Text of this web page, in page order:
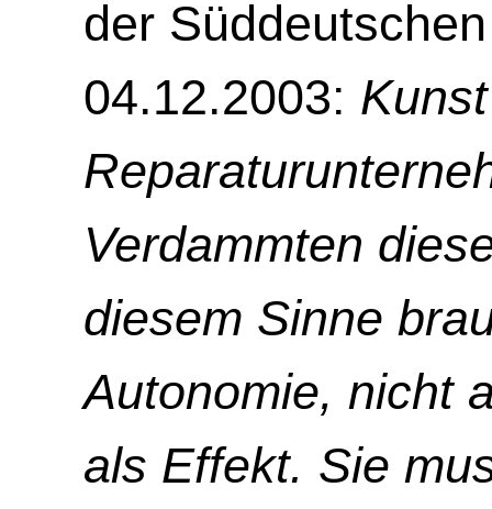
der
04.12.2003:
Verdammten
diesem Sinne
Autonomie, nicht
als Effekt. Sie